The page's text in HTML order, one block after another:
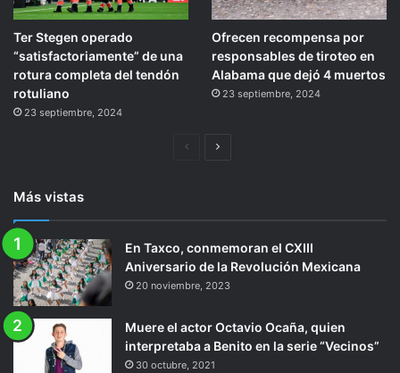
Ter Stegen operado
“satisfactoriamente” de una
rotura completa del tendón
rotuliano
23 septiembre, 2024
Ofrecen recompensa por
responsables de tiroteo en
Alabama que dejó 4 muertos
23 septiembre, 2024
PáginaSiguiente
Más vistas
En Taxco, conmemoran el CXIII
Aniversario de la Revolución Mexicana
20 noviembre, 2023
Muere el actor Octavio Ocaña, quien
interpretaba a Benito en la serie “Vecinos”
30 octubre, 2021